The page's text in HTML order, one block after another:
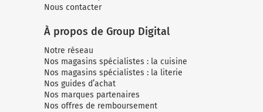
Nous contacter
À propos de Group Digital
Notre réseau
Nos magasins spécialistes : la cuisine
Nos magasins spécialistes : la literie
Nos guides d’achat
Nos marques partenaires
Nos offres de remboursement